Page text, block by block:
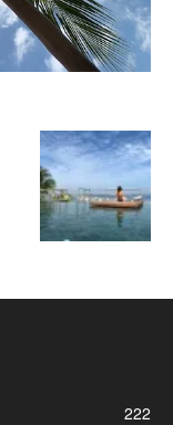
222